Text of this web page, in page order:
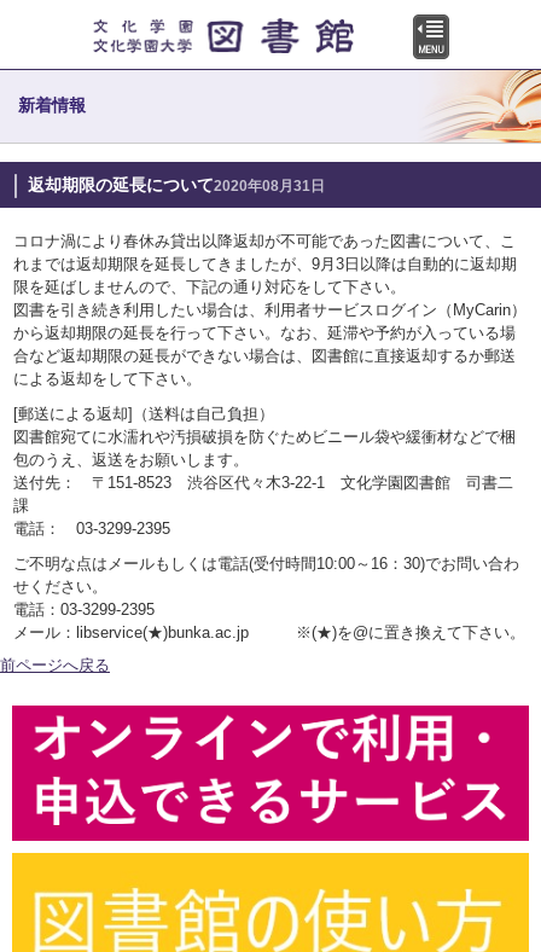
新着情報
返却期限の延長について2020年08月31日
コロナ渦により春休み貸出以降返却が不可能であった図書について、こ
れまでは返却期限を延長してきましたが、9月3日以降は自動的に返却期
限を延ばしませんので、下記の通り対応をして下さい。
図書を引き続き利用したい場合は、利用者サービスログイン（MyCarin）
から返却期限の延長を行って下さい。なお、延滞や予約が入っている場
合など返却期限の延長ができない場合は、図書館に直接返却するか郵送
による返却をして下さい。
[郵送による返却]（送料は自己負担）
図書館宛てに水濡れや汚損破損を防ぐためビニール袋や緩衝材などで梱
包のうえ、返送をお願いします。
送付先： 〒151-8523 渋谷区代々木3-22-1 文化学園図書館 司書二
課
電話： 03-3299-2395
ご不明な点はメールもしくは電話(受付時間10:00～16：30)でお問い合わ
せください。
電話：03-3299-2395
メール：libservice(★)bunka.ac.jp ※(★)を@に置き換えて下さい。
前ページへ戻る